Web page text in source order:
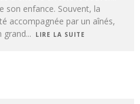
son enfance. Souvent, la
accompagnée par un aînés,
grand... LIRE LA SUITE